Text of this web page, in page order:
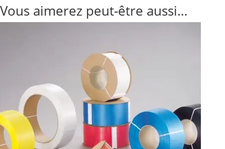
Vous aimerez peut-être aussi…